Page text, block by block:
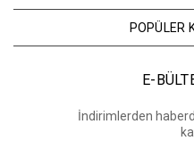
POPÜLER
E-
İndirimlerden